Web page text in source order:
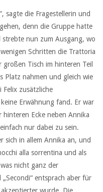
sagte die Fragestellerin und
denn die Gruppe hatte
nun zum Ausgang, wo
Schritten die Trattoria
Tisch im hinteren Teil
Platz nahmen und gleich wie
zusätzliche
Erwähnung fand. Er war
Ecke neben Annika
nur dabei zu sein.
sich in allem Annika an, und
alla sorrentina und als
nicht ganz der
entsprach aber für